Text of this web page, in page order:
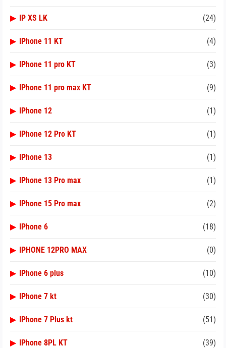
▶ IP XS LK (24)
▶ IPhone 11 KT (4)
▶ IPhone 11 pro KT (3)
▶ IPhone 11 pro max KT (9)
▶ IPhone 12 (1)
▶ IPhone 12 Pro KT (1)
▶ IPhone 13 (1)
▶ IPhone 13 Pro max (1)
▶ IPhone 15 Pro max (2)
▶ IPhone 6 (18)
▶ IPHONE 12PRO MAX (0)
▶ IPhone 6 plus (10)
▶ IPhone 7 kt (30)
▶ IPhone 7 Plus kt (51)
▶ IPhone 8PL KT (39)